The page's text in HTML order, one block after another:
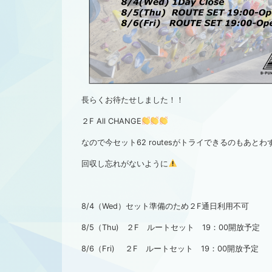
長らくお待たせしました！！
２F All CHANGE
なので今セット62 routesがトライできるのもあとわ
回収し忘れがないように
8/4（Wed）セット準備のため２F通日利用不可
8/5（Thu) ２F ルートセット 19：00開放予定
8/6（Fri) ２F ルートセット 19：00開放予定